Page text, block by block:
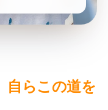
自らこの道を